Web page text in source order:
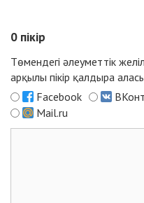
0 пікір
Төмендегі әлеуметтік
арқылы пікір қалдыра
Facebook
Mail.ru